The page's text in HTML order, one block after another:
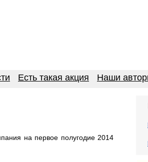
Есть такая акция Наши
на первое полугодие 2014